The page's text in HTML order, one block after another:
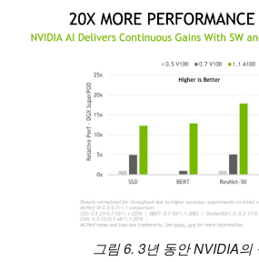
그림 6. 3년 동안 NVIDIA의